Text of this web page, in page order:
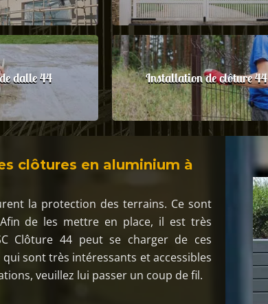
dalle 44 Installation de clôture 44
clôtures en aluminium à
la protection des terrains. Ce sont
de les mettre en place, il est très
Clôture 44 peut se charger de ces
sont très intéressants et accessibles
veuillez lui passer un coup de fil.